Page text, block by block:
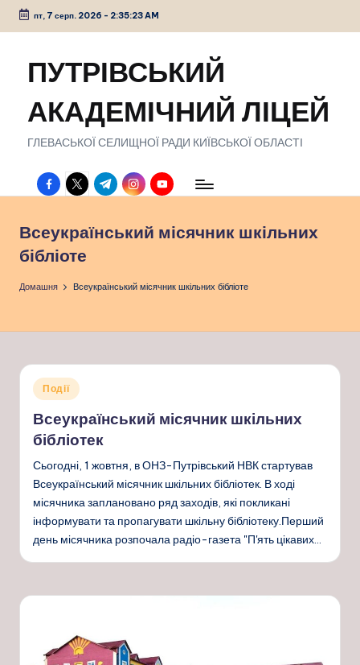
Перейти
пт, 7 серп. 2026 - 2:35:24 AM
ПУТРІВСЬКИЙ
АКАДЕМІЧНИЙ ЛІЦЕЙ
ГЛЕВАСЬКОЇ СЕЛИЩНОЇ РАДИ КИЇВСЬКОЇ ОБЛАСТІ
facebook.com
twitter.com
t.me instagram.com
youtube.com
Всеукраїнський місячник шкільних
бібліоте
Домашня Всеукраїнський місячник шкільних бібліоте
Опубліковано
Події
Всеукраїнський місячник шкільних
бібліотек
Сьогодні, 1 жовтня, в ОНЗ-Путрівський НВК стартував
Всеукраїнський місячник шкільних бібліотек. В ході
місячника заплановано ряд заходів, які покликані
інформувати та пропагувати шкільну бібліотеку.Перший
день місячника розпочала радіо-газета "П'ять цікавих…